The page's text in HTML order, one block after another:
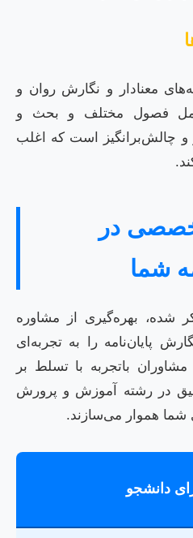
معنادار و نگارش روان و
فصول مختلف و بحث و
و چالش‌برانگیز است که اغلب
در
شما
شده، بهره‌گیری از مشاوره
پایان‌نامه را به تجربه‌ای
باتجربه با تسلط بر
در رشته آموزش و پرورش
شما هموار می‌سازند.
دانشجو